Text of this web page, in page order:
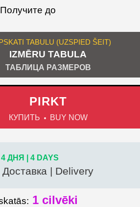
до
TABULU (UZSPIED ŠEIT)
IZMĒRU TABULA
ТАБЛИЦА РАЗМЕРОВ
PIRKT
КУПИТЬ BUY NOW
ДНЯ | 4 DAYS
| Delivery
1 cilvēki